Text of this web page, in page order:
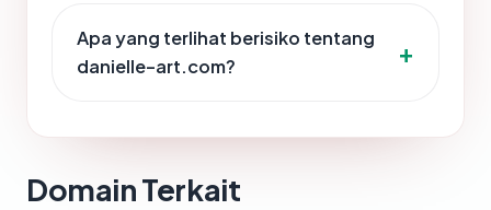
Apa yang terlihat berisiko tentang
danielle-art.com?
Domain Terkait